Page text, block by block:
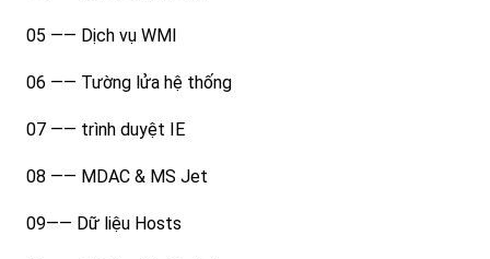
05 —— Dịch vụ WMI
06 —— Tường lửa hệ thống
07 —— trình duyệt IE
08 —— MDAC & MS Jet
09—— Dữ liệu Hosts